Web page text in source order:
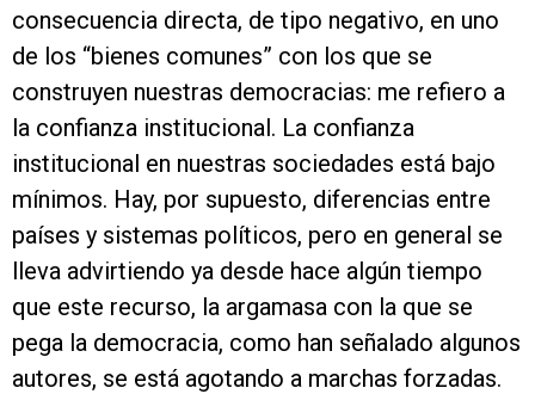
consecuencia directa, de tipo negativo, en uno
de los “bienes comunes” con los que se
construyen nuestras democracias: me refiero a
la confianza institucional. La confianza
institucional en nuestras sociedades está bajo
mínimos. Hay, por supuesto, diferencias entre
países y sistemas políticos, pero en general se
lleva advirtiendo ya desde hace algún tiempo
que este recurso, la argamasa con la que se
pega la democracia, como han señalado algunos
autores, se está agotando a marchas forzadas.